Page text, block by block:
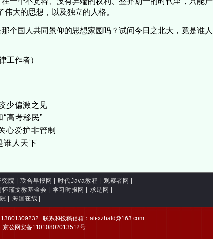
大的思想，以及独立的人格。
那个国人共同景仰的思想家园吗？试问今日之北大，竟是谁人
者）
少偏激之见
高考移民”
心爱护非管制
谁人天下
究院 联合早报网 时代Java教程 观察者网
怀瑾文教基金会 学习时报网 求是网
海疆在线
联系和投稿信箱：alexzhaid@163.com
公网安备11010802013512号